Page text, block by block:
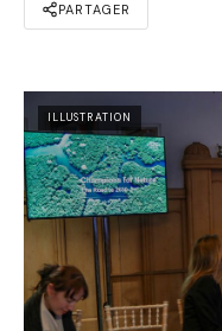
PARTAGER
ILLUSTRATION